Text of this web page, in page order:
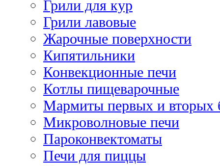
Грили для кур
Грили лавовые
Жарочные поверхности
Кипятильники
Конвекционные печи
Котлы пищеварочные
Мармиты первых и вторых
Микроволновые печи
Пароконвектоматы
Печи для пиццы